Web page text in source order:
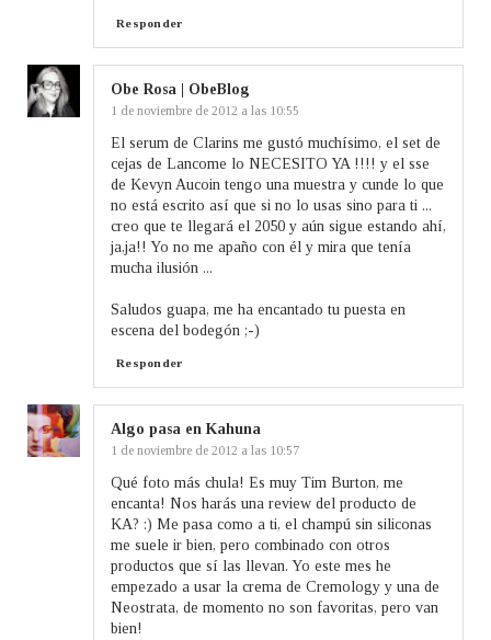
Responder
Obe Rosa | ObeBlog
1 de noviembre de 2012 a las 10:55
El serum de Clarins me gustó muchísimo, el set de
cejas de Lancome lo NECESITO YA !!!! y el sse
de Kevyn Aucoin tengo una muestra y cunde lo que
no está escrito así que si no lo usas sino para ti ...
creo que te llegará el 2050 y aún sigue estando ahí,
ja,ja!! Yo no me apaño con él y mira que tenía
mucha ilusión ...
Saludos guapa, me ha encantado tu puesta en
escena del bodegón ;-)
Responder
Algo pasa en Kahuna
1 de noviembre de 2012 a las 10:57
Qué foto más chula! Es muy Tim Burton, me
encanta! Nos harás una review del producto de
KA? :) Me pasa como a ti, el champú sin siliconas
me suele ir bien, pero combinado con otros
productos que sí las llevan. Yo este mes he
empezado a usar la crema de Cremology y una de
Neostrata, de momento no son favoritas, pero van
bien!